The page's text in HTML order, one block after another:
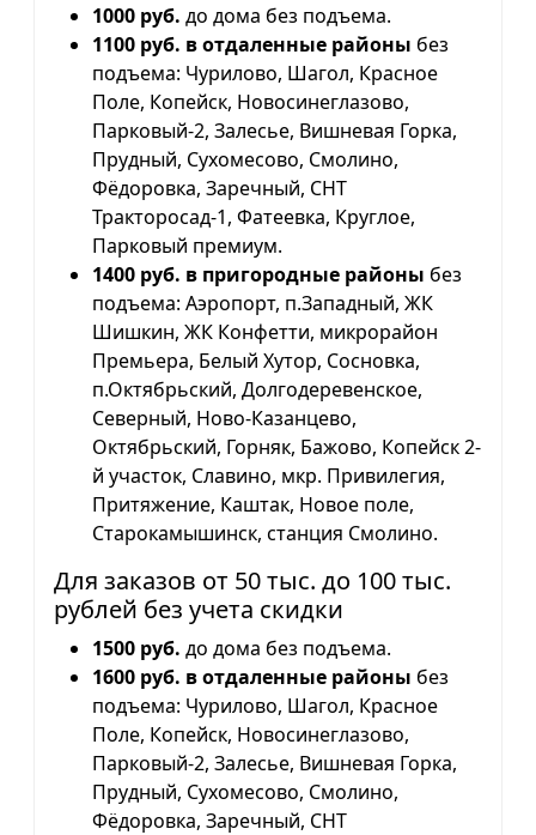
1000 руб. до дома без подъема.
1100 руб. в отдаленные районы без
подъема: Чурилово, Шагол, Красное
Поле, Копейск, Новосинеглазово,
Парковый-2, Залесье, Вишневая Горка,
Прудный, Сухомесово, Смолино,
Фёдоровка, Заречный, СНТ
Тракторосад-1, Фатеевка, Круглое,
Парковый премиум.
1400 руб. в пригородные районы без
подъема: Аэропорт, п.Западный, ЖК
Шишкин, ЖК Конфетти, микрорайон
Премьера, Белый Хутор, Сосновка,
п.Октябрьский, Долгодеревенское,
Северный, Ново-Казанцево,
Октябрьский, Горняк, Бажово, Копейск 2-
й участок, Славино, мкр. Привилегия,
Притяжение, Каштак, Новое поле,
Старокамышинск, станция Смолино.
Для заказов от 50 тыс. до 100 тыс.
рублей без учета скидки
1500 руб. до дома без подъема.
1600 руб. в отдаленные районы без
подъема: Чурилово, Шагол, Красное
Поле, Копейск, Новосинеглазово,
Парковый-2, Залесье, Вишневая Горка,
Прудный, Сухомесово, Смолино,
Фёдоровка, Заречный, СНТ